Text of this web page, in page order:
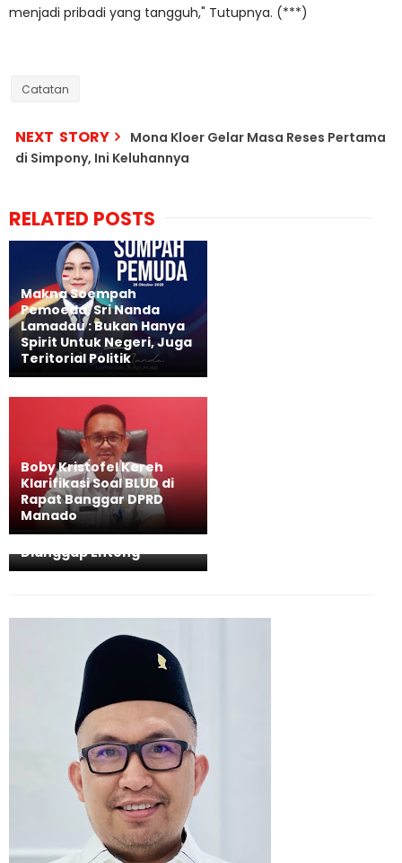
menjadi pribadi yang tangguh," Tutupnya. (***)
Catatan
NEXT STORY
Mona Kloer Gelar Masa Reses Pertama
di Simpony, Ini Keluhannya
RELATED POSTS
Makna Soempah
Pemoeda, Sri Nanda
Lamadau : Bukan Hanya
Spirit Untuk Negeri, Juga
Teritorial Politik
Boby Kristofel Kereh
Klarifikasi Soal BLUD di
Rapat Banggar DPRD
Manado
DPRD Kota Manado
Soroti Kinerja Kadis
Kesehatan: "BLUD
Disembunyikan, DPRD
Dianggap Enteng"